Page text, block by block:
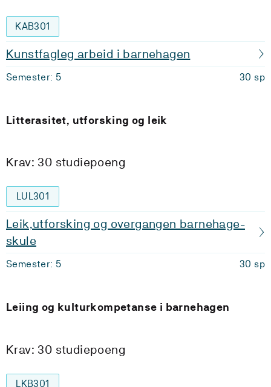
KAB301
Kunstfagleg arbeid i barnehagen
Semester: 5 30 sp
Litterasitet, utforsking og leik
Krav: 30 studiepoeng
LUL301
Leik,utforsking og overgangen barnehage-
skule
Semester: 5 30 sp
Leiing og kulturkompetanse i barnehagen
Krav: 30 studiepoeng
LKB301